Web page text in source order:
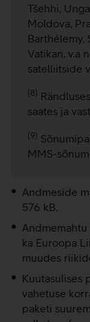
Tšehhi,
Moldova,
Barthélemy,
Vatikan, v.a
satelliitside
(8)
saates ja
(9)
MMS-
Andmeside
576 kB.
ka Euroopa
muudes
Kuutasulises
vahetuse
paketi